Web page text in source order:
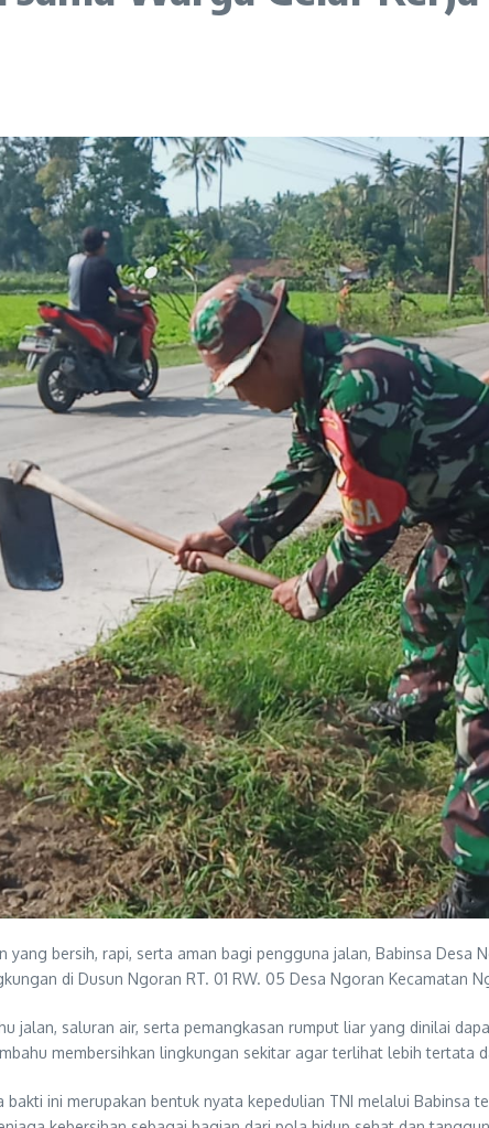
yang bersih, rapi, serta aman bagi pengguna jalan, Babinsa
di Dusun Ngoran RT. 01 RW. 05 Desa Ngoran Kecamatan
jalan, saluran air, serta pemangkasan rumput liar yang dinilai
membersihkan lingkungan sekitar agar terlihat lebih tertata
ini merupakan bentuk nyata kepedulian TNI melalui Babinsa